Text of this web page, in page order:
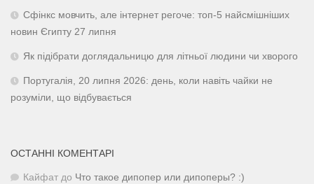
Сфінкс мовчить, але інтернет регоче: топ-5 найсмішніших
новин Єгипту 27 липня
Як підібрати доглядальницю для літньої людини чи хворого
Португалія, 20 липня 2026: день, коли навіть чайки не
розуміли, що відбувається
ОСТАННІ КОМЕНТАРІ
Кайфат до Что такое дипопер или дипоперы? :)